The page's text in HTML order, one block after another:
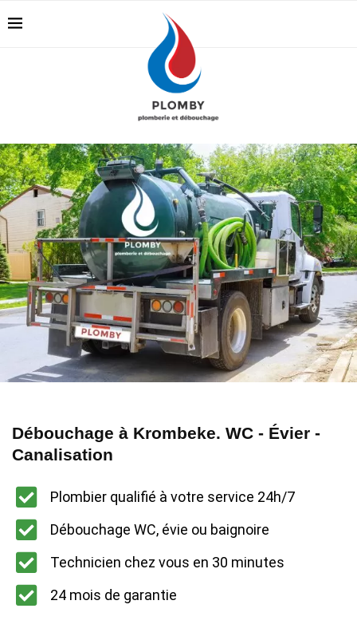
Débouchage à Krombeke. WC - Évier -
Canalisation
Plombier qualifié à votre service 24h/7
Débouchage WC, évie ou baignoire
Technicien chez vous en 30 minutes
24 mois de garantie